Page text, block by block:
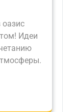
Идеи